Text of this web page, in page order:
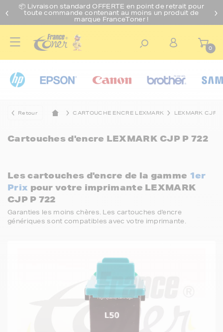
📦 Livraison standard OFFERTE en point de retrait pour
toute commande contenant au moins un produit de
marque FranceToner !
0
Retour CARTOUCHE ENCRE LEXMARK LEXMARK CJP
Cartouches d'encre LEXMARK CJP P 722
Les cartouches d'encre de la gamme 1er
Prix pour votre imprimante LEXMARK
CJP P 722
Garanties les moins chères. Les cartouches d'encre
génériques sont compatibles avec votre imprimante.